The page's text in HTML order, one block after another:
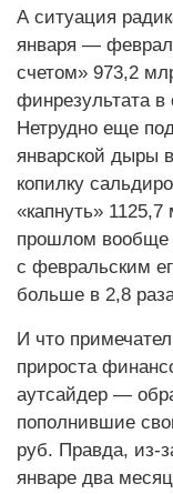
А ситуация
января —
счетом» 973,2
финрезультата в
Нетрудно еще
январской дыры
копилку
«капнуть»
прошлом вообще
с февральским
больше в 2,8
И что
прироста
аутсайдер —
пополнившие
руб. Правда, из-
январе два